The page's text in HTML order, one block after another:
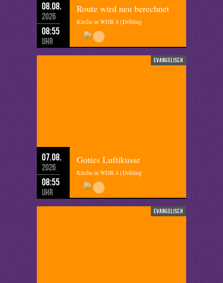
08.08.
2026
08:55
Uhr
Route wird neu berechnet
Kirche in WDR 4 | Döhling
evangelisch
07.08.
2026
08:55
Uhr
Gottes Luftikusse
Kirche in WDR 4 | Döhling
evangelisch